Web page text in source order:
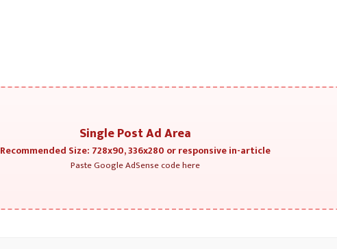
Single Post Ad Area
Recommended Size: 728x90, 336x280 or responsive in-article
Paste Google AdSense code here